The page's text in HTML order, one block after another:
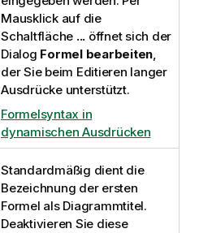
Mausklick auf die
Schaltfläche ... öffnet sich der
Dialog Formel bearbeiten,
der Sie beim Editieren langer
Ausdrücke unterstützt.
Formelsyntax in
dynamischen Ausdrücken
Standardmäßig dient die
Bezeichnung der ersten
Formel als Diagrammtitel.
Deaktivieren Sie diese